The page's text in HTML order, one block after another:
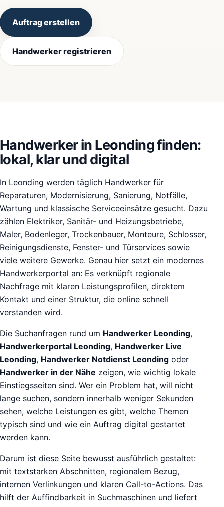
Auftrag erstellen
Handwerker registrieren
Handwerker in Leonding finden:
lokal, klar und digital
In Leonding werden täglich Handwerker für
Reparaturen, Modernisierung, Sanierung, Notfälle,
Wartung und klassische Serviceeinsätze gesucht. Dazu
zählen Elektriker, Sanitär- und Heizungsbetriebe,
Maler, Bodenleger, Trockenbauer, Monteure, Schlosser,
Reinigungsdienste, Fenster- und Türservices sowie
viele weitere Gewerke. Genau hier setzt ein modernes
Handwerkerportal an: Es verknüpft regionale
Nachfrage mit klaren Leistungsprofilen, direktem
Kontakt und einer Struktur, die online schnell
verstanden wird.
Die Suchanfragen rund um Handwerker Leonding,
Handwerkerportal Leonding, Handwerker Live
Leonding, Handwerker Notdienst Leonding oder
Handwerker in der Nähe zeigen, wie wichtig lokale
Einstiegsseiten sind. Wer ein Problem hat, will nicht
lange suchen, sondern innerhalb weniger Sekunden
sehen, welche Leistungen es gibt, welche Themen
typisch sind und wie ein Auftrag digital gestartet
werden kann.
Darum ist diese Seite bewusst ausführlich gestaltet:
mit textstarken Abschnitten, regionalem Bezug,
internen Verlinkungen und klaren Call-to-Actions. Das
hilft der Auffindbarkeit in Suchmaschinen und liefert